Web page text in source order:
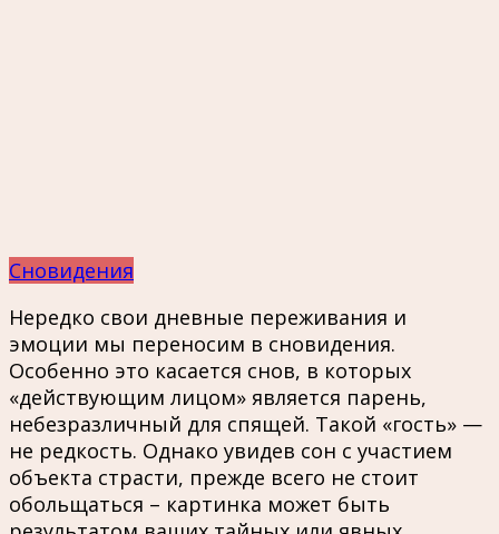
Сновидения
Нередко свои дневные переживания и
эмоции мы переносим в сновидения.
Особенно это касается снов, в которых
«действующим лицом» является парень,
небезразличный для спящей. Такой «гость» —
не редкость. Однако увидев сон с участием
объекта страсти, прежде всего не стоит
обольщаться – картинка может быть